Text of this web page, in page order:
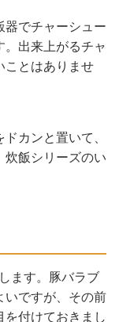
器でチャーシュー
。出来上がるチャ
ことはありませ
カンと置いて、
炊飯シリーズのい
ます。豚バラブ
いですが、その前
付けておきまし